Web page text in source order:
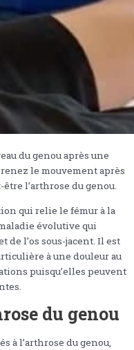
du genou après une
le mouvement après
l’arthrose du genou.
qui relie le fémur à la
évolutive qui
de l’os sous-jacent. Il est
à une douleur au
puisqu’elles peuvent
du genou
à l’arthrose du genou,